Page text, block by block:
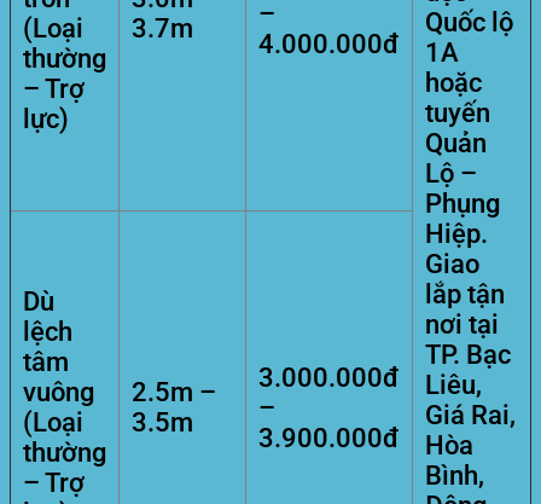
Quốc lộ
1A
hoặc
tuyến
Quản
Lộ –
Phụng
Hiệp.
Giao
lắp tận
nơi tại
TP. Bạc
Liêu,
Giá Rai,
Hòa
Bình,
(Loại
thường
– Trợ
lực)
3.7m
–
4.000.000đ
Dù
lệch
tâm
vuông
(Loại
thường
– Trợ
2.5m –
3.5m
3.000.000đ
–
3.900.000đ